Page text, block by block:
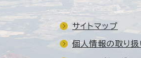
サイトマップ
個人情報の取り扱